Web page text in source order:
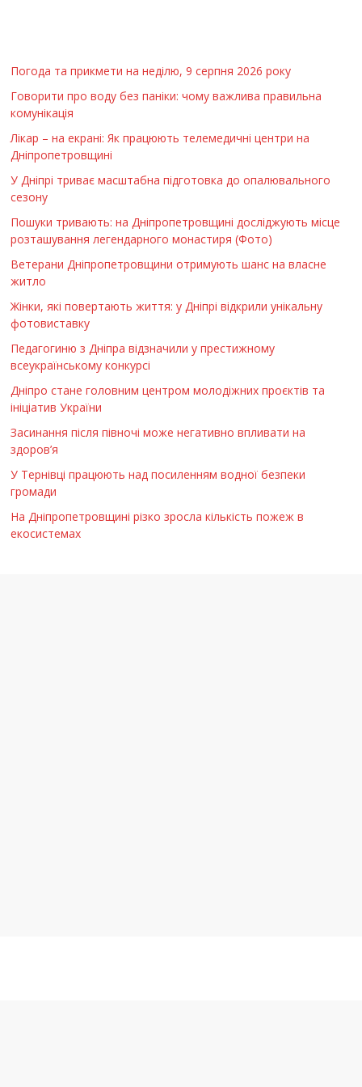
Погода та прикмети на неділю, 9 серпня 2026 року
Говорити про воду без паніки: чому важлива правильна
комунікація
Лікар – на екрані: Як працюють телемедичні центри на
Дніпропетровщині
У Дніпрі триває масштабна підготовка до опалювального
сезону
Пошуки тривають: на Дніпропетровщині досліджують місце
розташування легендарного монастиря (Фото)
Ветерани Дніпропетровщини отримують шанс на власне
житло
Жінки, які повертають життя: у Дніпрі відкрили унікальну
фотовиставку
Педагогиню з Дніпра відзначили у престижному
всеукраїнському конкурсі
Дніпро стане головним центром молодіжних проєктів та
ініціатив України
Засинання після півночі може негативно впливати на
здоров’я
У Тернівці працюють над посиленням водної безпеки
громади
На Дніпропетровщині різко зросла кількість пожеж в
екосистемах